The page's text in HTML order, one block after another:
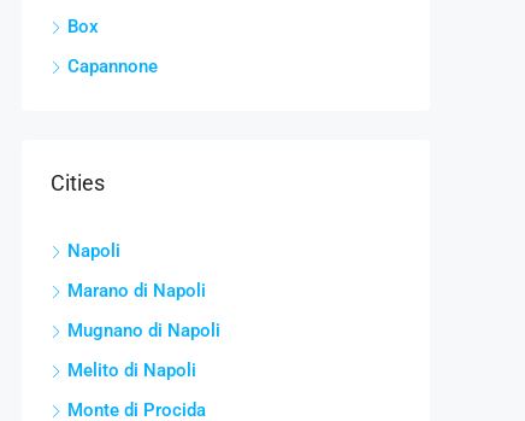
Box
Capannone
Cities
Napoli
Marano di Napoli
Mugnano di Napoli
Melito di Napoli
Monte di Procida